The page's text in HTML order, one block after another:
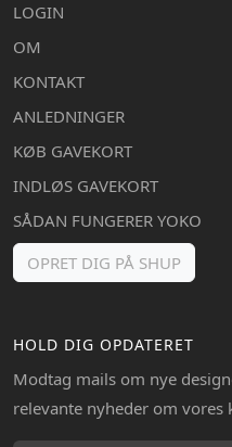
LOGIN
OM
KONTAKT
ANLEDNINGER
KØB GAVEKORT
INDLØS GAVEKORT
SÅDAN FUNGERER YOKO
OPRET DIG PÅ SHUP
HOLD DIG OPDATERET
Modtag mails om nye
relevante nyheder om vores